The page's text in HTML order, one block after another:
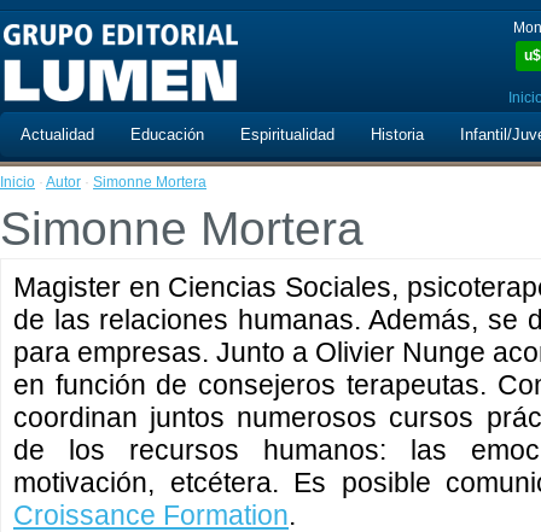
u$
Actualidad Educación Espiritualidad Historia Infantil/
Inicio · Autor · Simonne Mortera
Simonne Mortera
Magister en Ciencias Sociales,
de las relaciones humanas. Además, se
para empresas. Junto a Olivier Nunge
en función de consejeros terapeutas.
coordinan juntos numerosos cursos
de los recursos humanos: las
motivación, etcétera. Es posible
Croissance Formation.